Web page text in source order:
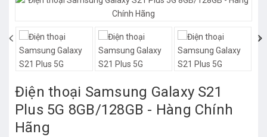
‹ ›
Điện thoại Samsung Galaxy S21
Plus 5G 8GB/128GB - Hàng Chính
Hãng